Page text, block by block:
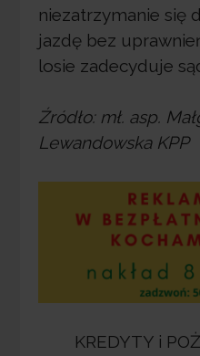
niezatrzymanie się
jazdę bez
losie zadecyduje
Źródło: mł. asp.
Lewandowska KPP
KREDYTY i